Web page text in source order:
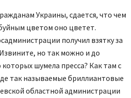
Украины, сдается, что чем
цветом оно цветет.
получил взятку за
но так можно и до
шумела пресса? Как там с
так называемые бриллиантовые
областной администрации